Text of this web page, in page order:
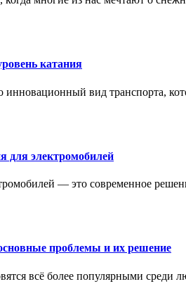
катания
вид транспорта,
для электромобилей
— это современное
проблемы и их решение
всё более популярными среди